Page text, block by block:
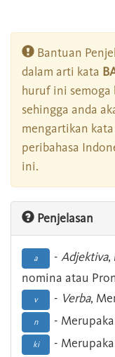
Bantuan
dalam arti kata
huruf ini semoga
sehingga anda
mengartikan
peribahasa
ini.
Penjelasan
a - Adjektiva,
nomina atau
v - Verba,
n -
ki -